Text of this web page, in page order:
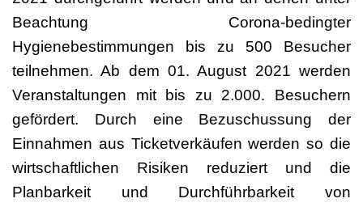
Beachtung Corona-bedingter
Hygienebestimmungen bis zu 500 Besucher
teilnehmen. Ab dem 01. August 2021 werden
Veranstaltungen mit bis zu 2.000. Besuchern
gefördert. Durch eine Bezuschussung der
Einnahmen aus Ticketverkäufen werden so die
wirtschaftlichen Risiken reduziert und die
Planbarkeit und Durchführbarkeit von